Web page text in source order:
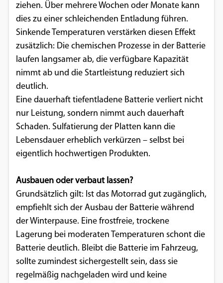
ziehen. Über mehrere Wochen oder Monate kann
dies zu einer schleichenden Entladung führen.
Sinkende Temperaturen verstärken diesen Effekt
zusätzlich: Die chemischen Prozesse in der Batterie
laufen langsamer ab, die verfügbare Kapazität
nimmt ab und die Startleistung reduziert sich
deutlich.
Eine dauerhaft tiefentladene Batterie verliert nicht
nur Leistung, sondern nimmt auch dauerhaft
Schaden. Sulfatierung der Platten kann die
Lebensdauer erheblich verkürzen – selbst bei
eigentlich hochwertigen Produkten.
Ausbauen oder verbaut lassen?
Grundsätzlich gilt: Ist das Motorrad gut zugänglich,
empfiehlt sich der Ausbau der Batterie während
der Winterpause. Eine frostfreie, trockene
Lagerung bei moderaten Temperaturen schont die
Batterie deutlich. Bleibt die Batterie im Fahrzeug,
sollte zumindest sichergestellt sein, dass sie
regelmäßig nachgeladen wird und keine
EXTERNE MEDIEN
Um Inhalte von Videoplattformen und
Social Media Plattformen anzeigen zu
können, werden von diesen externen
Medien Cookies gesetzt.
YouTube
Google Maps
Anbieter:
Google